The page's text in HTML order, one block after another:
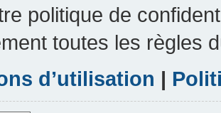
politique de
toutes les règles
d’utilisation |